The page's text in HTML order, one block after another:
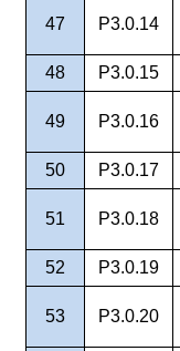
47 P3.0.14
48 P3.0.15
49 P3.0.16
50 P3.0.17
51 P3.0.18
52 P3.0.19
53 P3.0.20